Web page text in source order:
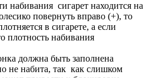
набивания сигарет находится на
повернуть вправо (+), то
в сигарете, а если
плотность набивания
должна быть заполнена
не набита, так как слишком